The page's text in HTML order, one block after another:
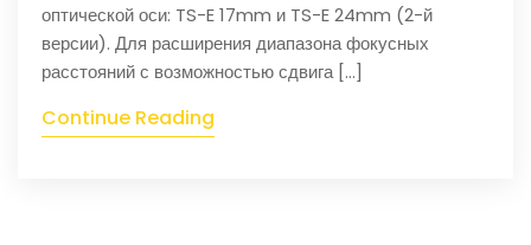
оптической оси: TS-E 17mm и TS-E 24mm (2-й
версии). Для расширения диапазона фокусных
расстояний с возможностью сдвига […]
Continue Reading